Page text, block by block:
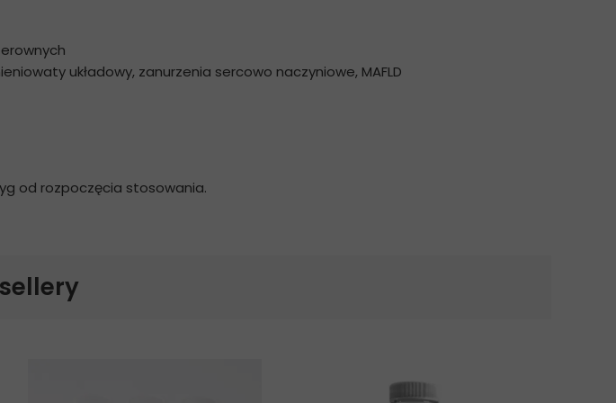
układowy, zanurzenia sercowo naczyniowe, MAFLD
od rozpoczęcia stosowania.